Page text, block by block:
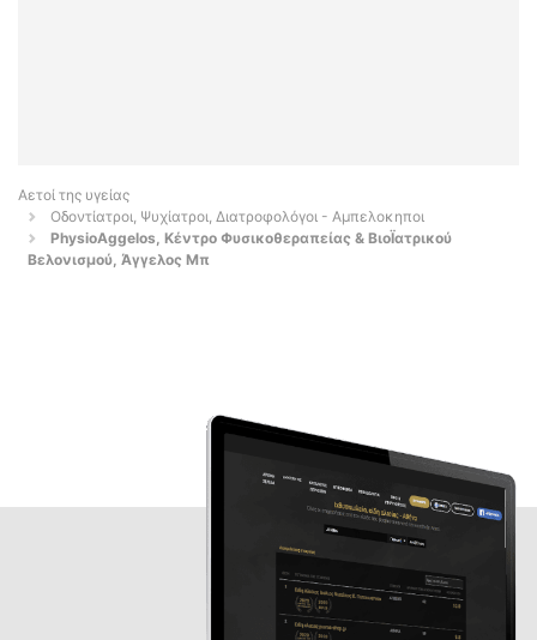
Αετοί της υγείας
Οδοντίατροι, Ψυχίατροι, Διατροφολόγοι - Αμπελοκηποι
PhysioAggelos, Κέντρο Φυσικοθεραπείας & ΒιοΪατρικού
Βελονισμού, Άγγελος Μπ